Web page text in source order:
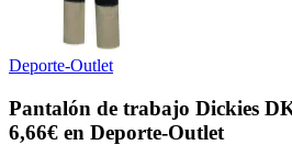
Deporte-Outlet
Pantalón de trabajo Dickies
6,66€ en Deporte-Outlet